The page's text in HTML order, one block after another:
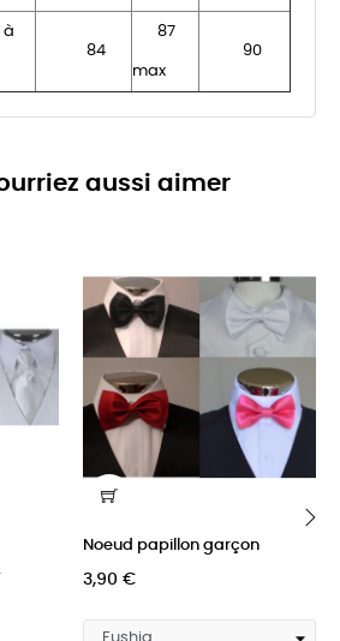
84
87
max
90
aussi aimer
Noeud papillon garçon
3,90 €